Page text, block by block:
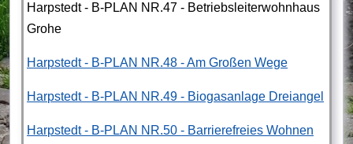
Harpstedt - B-PLAN NR.47 - Betriebsleiterwohnhaus
Grohe
Harpstedt - B-PLAN NR.48 - Am Großen Wege
Harpstedt - B-PLAN NR.49 - Biogasanlage Dreiangel
Harpstedt - B-PLAN NR.50 - Barrierefreies Wohnen